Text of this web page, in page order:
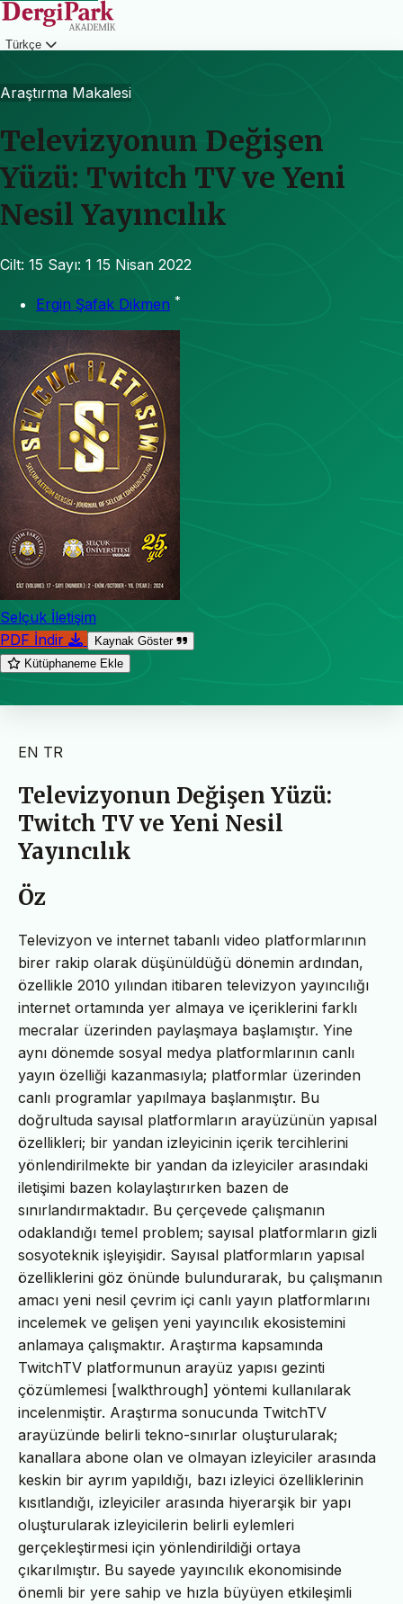
Türkçe
Araştırma Makalesi
Televizyonun Değişen
Yüzü: Twitch TV ve Yeni
Nesil Yayıncılık
Cilt: 15 Sayı: 1 15 Nisan 2022
Ergin Şafak Dikmen *
Selçuk İletişim
PDF İndir
Kaynak Göster
Kütüphaneme Ekle
EN TR
Televizyonun Değişen Yüzü:
Twitch TV ve Yeni Nesil
Yayıncılık
Öz
Televizyon ve internet tabanlı video platformlarının
birer rakip olarak düşünüldüğü dönemin ardından,
özellikle 2010 yılından itibaren televizyon yayıncılığı
internet ortamında yer almaya ve içeriklerini farklı
mecralar üzerinden paylaşmaya başlamıştır. Yine
aynı dönemde sosyal medya platformlarının canlı
yayın özelliği kazanmasıyla; platformlar üzerinden
canlı programlar yapılmaya başlanmıştır. Bu
doğrultuda sayısal platformların arayüzünün yapısal
özellikleri; bir yandan izleyicinin içerik tercihlerini
yönlendirilmekte bir yandan da izleyiciler arasındaki
iletişimi bazen kolaylaştırırken bazen de
sınırlandırmaktadır. Bu çerçevede çalışmanın
odaklandığı temel problem; sayısal platformların gizli
sosyoteknik işleyişidir. Sayısal platformların yapısal
özelliklerini göz önünde bulundurarak, bu çalışmanın
amacı yeni nesil çevrim içi canlı yayın platformlarını
incelemek ve gelişen yeni yayıncılık ekosistemini
anlamaya çalışmaktır. Araştırma kapsamında
TwitchTV platformunun arayüz yapısı gezinti
çözümlemesi [walkthrough] yöntemi kullanılarak
incelenmiştir. Araştırma sonucunda TwitchTV
arayüzünde belirli tekno-sınırlar oluşturularak;
kanallara abone olan ve olmayan izleyiciler arasında
keskin bir ayrım yapıldığı, bazı izleyici özelliklerinin
kısıtlandığı, izleyiciler arasında hiyerarşik bir yapı
oluşturularak izleyicilerin belirli eylemleri
gerçekleştirmesi için yönlendirildiği ortaya
çıkarılmıştır. Bu sayede yayıncılık ekonomisinde
önemli bir yere sahip ve hızla büyüyen etkileşimli